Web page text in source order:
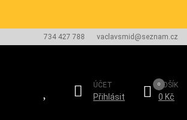
734 427 788 vaclavsmid@seznam.cz
ÚČET
Přihlásit
KOŠÍK
0 Kč